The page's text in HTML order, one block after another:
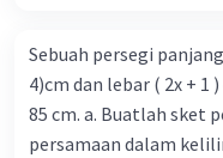
Sebuah persegi
4)cm dan lebar ( 2x +
85 cm. a. Buatlah sket
persamaan dalam